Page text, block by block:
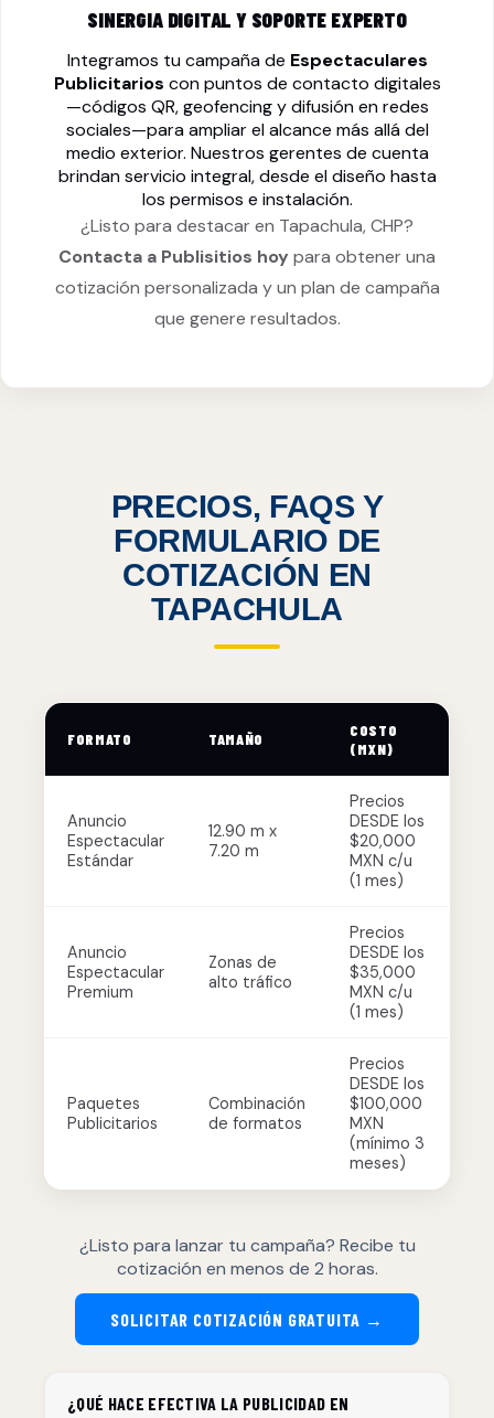
SINERGIA DIGITAL Y SOPORTE EXPERTO
Integramos tu campaña de Espectaculares
Publicitarios con puntos de contacto digitales
—códigos QR, geofencing y difusión en redes
sociales—para ampliar el alcance más allá del
medio exterior. Nuestros gerentes de cuenta
brindan servicio integral, desde el diseño hasta
los permisos e instalación.
¿Listo para destacar en Tapachula, CHP?
Contacta a Publisitios hoy para obtener una
cotización personalizada y un plan de campaña
que genere resultados.
PRECIOS, FAQS Y
FORMULARIO DE
COTIZACIÓN EN
TAPACHULA
FORMATO TAMAÑO
COSTO
(MXN)
Anuncio
Espectacular
Estándar
12.90 m x
7.20 m
Precios
DESDE los
$20,000
MXN c/u
(1 mes)
Anuncio
Espectacular
Premium
Zonas de
alto tráfico
Precios
DESDE los
$35,000
MXN c/u
(1 mes)
Paquetes
Publicitarios
Combinación
de formatos
Precios
DESDE los
$100,000
MXN
(mínimo 3
meses)
¿Listo para lanzar tu campaña? Recibe tu
cotización en menos de 2 horas.
SOLICITAR COTIZACIÓN GRATUITA →
¿QUÉ HACE EFECTIVA LA PUBLICIDAD EN